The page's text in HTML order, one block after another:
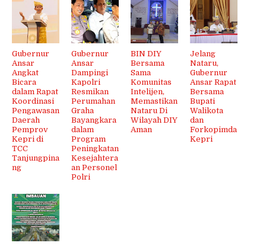
Gubernur
Ansar
Angkat
Bicara
dalam Rapat
Koordinasi
Pengawasan
Daerah
Pemprov
Kepri di
TCC
Tanjungpina
ng
Gubernur
Ansar
Dampingi
Kapolri
Resmikan
Perumahan
Graha
Bayangkara
dalam
Program
Peningkatan
Kesejahtera
an Personel
Polri
BIN DIY
Bersama
Sama
Komunitas
Intelijen,
Memastikan
Nataru Di
Wilayah DIY
Aman
Jelang
Nataru,
Gubernur
Ansar Rapat
Bersama
Bupati
Walikota
dan
Forkopimda
Kepri